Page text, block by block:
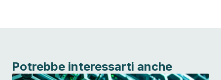
Potrebbe interessarti anche